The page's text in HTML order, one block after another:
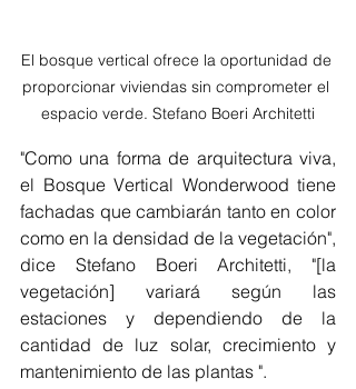
El bosque vertical ofrece la oportunidad de
proporcionar viviendas sin comprometer el
espacio verde. Stefano Boeri Architetti
"Como una forma de arquitectura viva,
el Bosque Vertical Wonderwood tiene
fachadas que cambiarán tanto en color
como en la densidad de la vegetación",
dice Stefano Boeri Architetti, "[la
vegetación] variará según las
estaciones y dependiendo de la
cantidad de luz solar, crecimiento y
mantenimiento de las plantas ".